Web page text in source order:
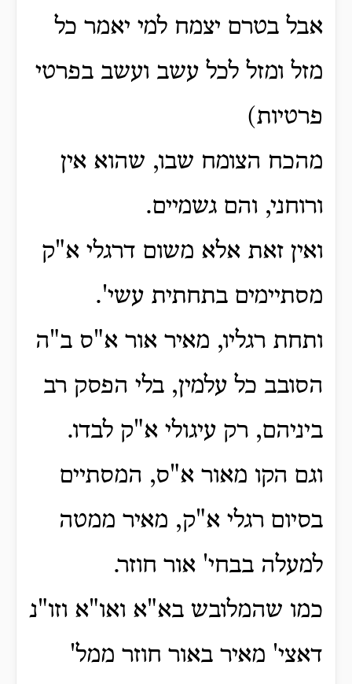
אבל בטרם יצמח למי יאמר כל
מזל ומזל לכל עשב ועשב בפרטי
פרטיות)
מהכח הצומח שבו, שהוא אין
ורוחני, והם גשמיים.
ואין זאת אלא משום דרגלי א"ק
מסתיימים בתחתית עשי'.
ותחת רגליו, מאיר אור א"ס ב"ה
הסובב כל עלמין, בלי הפסק רב
ביניהם, רק עיגולי א"ק לבדו.
וגם הקו מאור א"ס, המסתיים
בסיום רגלי א"ק, מאיר ממטה
למעלה בבחי' אור חוזר.
כמו שהמלובש בא"א ואו"א וזו"נ
דאצי' מאיר באור חוזר ממל'